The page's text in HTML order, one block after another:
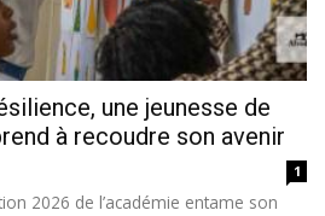
une jeunesse de
à recoudre son avenir
1
2026 de l’académie entame son